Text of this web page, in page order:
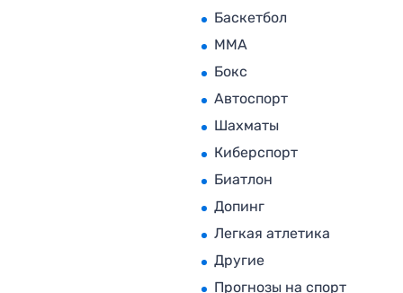
Баскетбол
MMA
Бокс
Автоспорт
Шахматы
Киберспорт
Биатлон
Допинг
Легкая атлетика
Другие
Прогнозы на спорт